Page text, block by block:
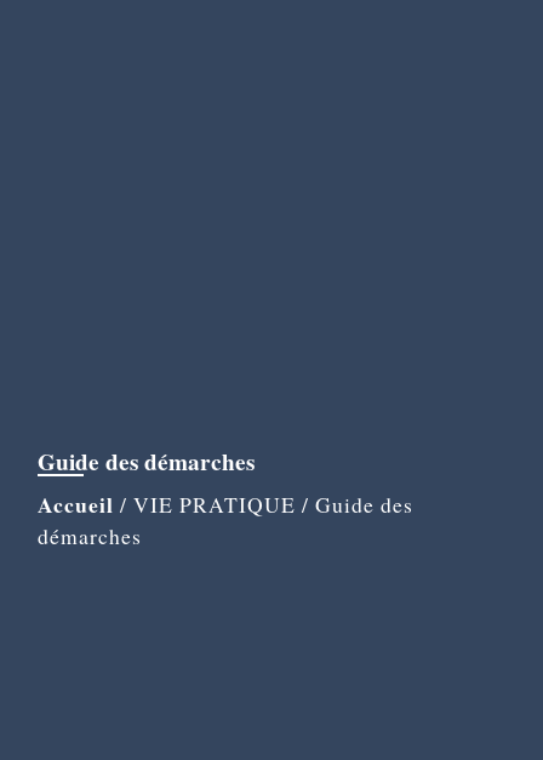
Guide des démarches
Accueil / VIE PRATIQUE / Guide des
démarches